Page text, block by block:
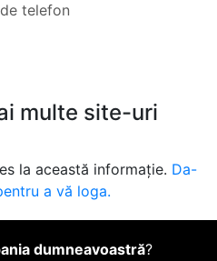
telefon
multe site-uri
la această informație. Da-
a vă loga.
dumneavoastră?